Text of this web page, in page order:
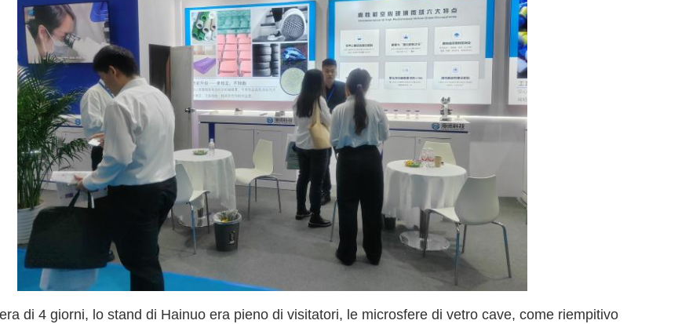
di 4 giorni, lo stand di Hainuo era pieno di visitatori, le microsfere di vetro cave, come riempitivo